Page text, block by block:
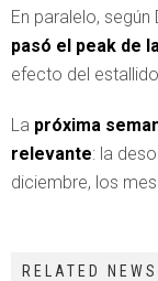
En paralelo,
pasó el peak de
efecto del
La próxima
relevante: la
diciembre, los
RELATED NEWS